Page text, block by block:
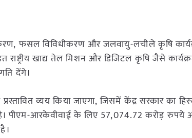
फसल विविधीकरण और जलवायु-लचीले कृषि
खाद्य तेल मिशन और डिजिटल कृषि जैसे
देंगे।
व्यय किया जाएगा, जिसमें केंद्र सरकार का
पीएम-आरकेवीवाई के लिए 57,074.72 करोड़ रुपये